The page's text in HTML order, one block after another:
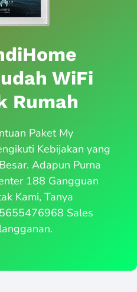
WiFi
Rumah
Paket My
Kebijakan yang
Adapun Purna
188 Gangguan
Kami, Tanya
Sales